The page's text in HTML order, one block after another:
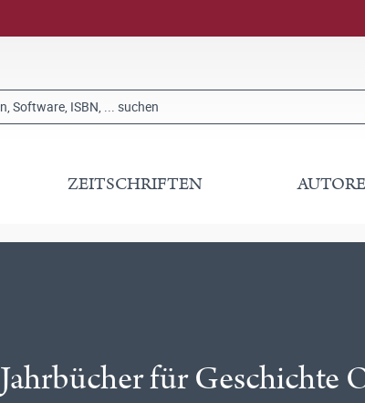
ZEITSCHRIFTEN
Jahrbücher für Geschichte